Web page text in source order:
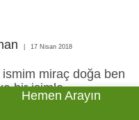
17 Nisan 2018
miraç doğa ben
bir isimle
miraç ismi erkek
Hemen Arayın